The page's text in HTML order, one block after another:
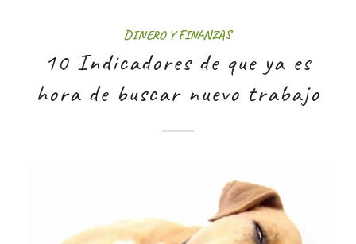
DINERO Y FINANZAS
10 Indicadores de que ya es
hora de buscar nuevo trabajo